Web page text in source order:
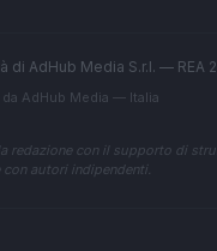
di AdHub Media S.r.l. — REA
AdHub Media — Italia
redazione con il supporto di
autori indipendenti.